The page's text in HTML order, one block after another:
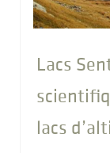
Lacs
lacs